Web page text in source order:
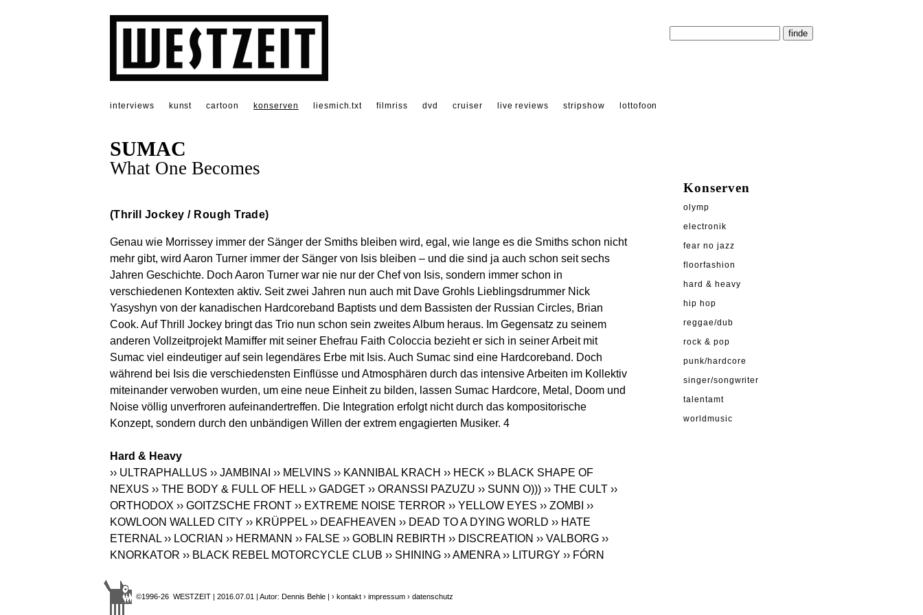
interviews kunst cartoon konserven liesmich.txt filmriss dvd cruiser live reviews stripshow lottofoon
SUMAC
What One Becomes
(Thrill Jockey / Rough Trade)
Genau wie Morrissey immer der Sänger der Smiths bleiben wird, egal, wie lange es die Smiths schon nicht
mehr gibt, wird Aaron Turner immer der Sänger von Isis bleiben – und die sind ja auch schon seit sechs
Jahren Geschichte. Doch Aaron Turner war nie nur der Chef von Isis, sondern immer schon in
verschiedenen Kontexten aktiv. Seit zwei Jahren nun auch mit Dave Grohls Lieblingsdrummer Nick
Yasyshyn von der kanadischen Hardcoreband Baptists und dem Bassisten der Russian Circles, Brian
Cook. Auf Thrill Jockey bringt das Trio nun schon sein zweites Album heraus. Im Gegensatz zu seinem
anderen Vollzeitprojekt Mamiffer mit seiner Ehefrau Faith Coloccia bezieht er sich in seiner Arbeit mit
Sumac viel eindeutiger auf sein legendäres Erbe mit Isis. Auch Sumac sind eine Hardcoreband. Doch
während bei Isis die verschiedensten Einflüsse und Atmosphären durch das intensive Arbeiten im Kollektiv
miteinander verwoben wurden, um eine neue Einheit zu bilden, lassen Sumac Hardcore, Metal, Doom und
Noise völlig unverfroren aufeinandertreffen. Die Integration erfolgt nicht durch das kompositorische
Konzept, sondern durch den unbändigen Willen der extrem engagierten Musiker. 4
Hard & Heavy
›› ULTRAPHALLUS ›› JAMBINAI ›› MELVINS ›› KANNIBAL KRACH ›› HECK ›› BLACK SHAPE OF
NEXUS ›› THE BODY & FULL OF HELL ›› GADGET ›› ORANSSI PAZUZU ›› SUNN O))) ›› THE CULT ››
ORTHODOX ›› GOITZSCHE FRONT ›› EXTREME NOISE TERROR ›› YELLOW EYES ›› ZOMBI ››
KOWLOON WALLED CITY ›› KRÜPPEL ›› DEAFHEAVEN ›› DEAD TO A DYING WORLD ›› HATE
ETERNAL ›› LOCRIAN ›› HERMANN ›› FALSE ›› GOBLIN REBIRTH ›› DISCREATION ›› VALBORG ››
KNORKATOR ›› BLACK REBEL MOTORCYCLE CLUB ›› SHINING ›› AMENRA ›› LITURGY ›› FÓRN
©1996-26 WESTZEIT | 2016.07.01 | Autor: Dennis Behle | › kontakt › impressum › datenschutz
Konserven
olymp
electronik
fear no jazz
floorfashion
hard & heavy
hip hop
reggae/dub
rock & pop
punk/hardcore
singer/songwriter
talentamt
worldmusic